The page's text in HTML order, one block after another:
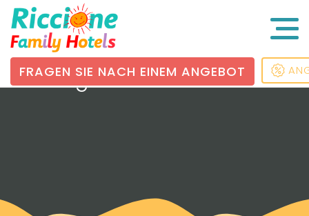
FRAGEN SIE NACH EINEM ANGEBOT
Katalog herunterladen